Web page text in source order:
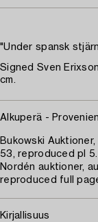
"Under spansk
Signed Sven
cm.
Alkuperä -
Bukowski
53, reproduced pl 5.
Nordén auktioner,
reproduced full
Kirjallisuus